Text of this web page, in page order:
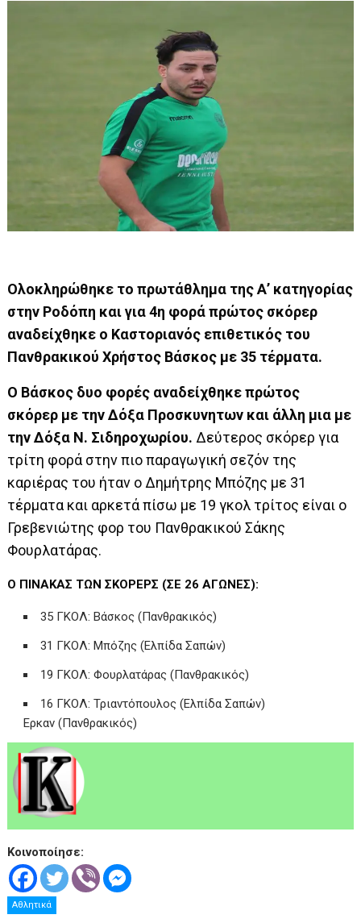
Ολοκληρώθηκε το πρωτάθλημα της Α’ κατηγορίας
στην Ροδόπη και για 4η φορά πρώτος σκόρερ
αναδείχθηκε ο Καστοριανός επιθετικός του
Πανθρακικού Χρήστος Βάσκος με 35 τέρματα.
Ο Βάσκος δυο φορές αναδείχθηκε πρώτος
σκόρερ με την Δόξα Προσκυνητων και άλλη μια με
την Δόξα Ν. Σιδηροχωρίου. Δεύτερος σκόρερ για
τρίτη φορά στην πιο παραγωγική σεζόν της
καριέρας του ήταν ο Δημήτρης Μπόζης με 31
τέρματα και αρκετά πίσω με 19 γκολ τρίτος είναι ο
Γρεβενιώτης φορ του Πανθρακικού Σάκης
Φουρλατάρας.
Ο ΠΙΝΑΚΑΣ ΤΩΝ ΣΚΟΡΕΡΣ (ΣΕ 26 ΑΓΩΝΕΣ):
35 ΓΚΟΛ: Βάσκος (Πανθρακικός)
31 ΓΚΟΛ: Μπόζης (Ελπίδα Σαπών)
19 ΓΚΟΛ: Φουρλατάρας (Πανθρακικός)
16 ΓΚΟΛ: Τριαντόπουλος (Ελπίδα Σαπών)
Ερκαν (Πανθρακικός)
Κοινοποίησε:
Αθλητικά